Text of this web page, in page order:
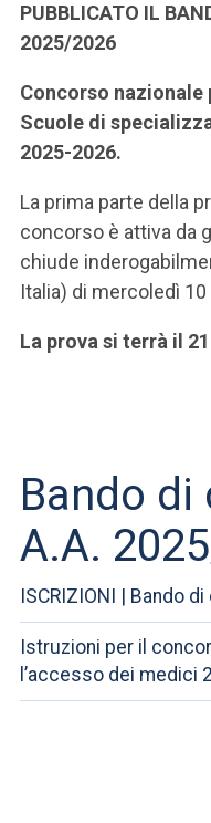
PUBBLICATO IL
2025/2026
Concorso
Scuole di
2025-2026.
La prima parte della
concorso è attiva da
chiude
Italia) di mercoledì
La prova si terrà il
Bando di
A.A.
ISCRIZIONI | Bando
Istruzioni per il
l’accesso dei medici